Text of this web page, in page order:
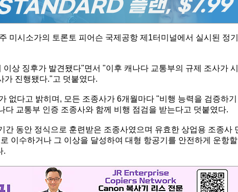
미시소가의 토론토 피어슨 국제공항 제1터미널에서 실시된 정기
상 징후가 발견됐다"면서 "이후 캐나다 교통부의 규제 조사가 시
가 진행됐다."고 덧붙였다.
없다고 밝히며, 모든 조종사가 6개월마다 "비행 능력을 검증하기
다 교통부 인증 조종사와 함께 비행 점검을 받는다고 덧붙였다.
간 동안 정식으로 훈련받은 조종사였으며 유효한 상업용 조종사
이수하거나 그 이상을 달성하여 대형 항공기를 안전하게 운항할
.